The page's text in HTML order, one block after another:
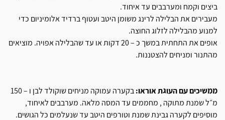
ביצים וקמח ומערבבים עד איחוד.
מעבירים את הבלילה לרינג משומן היטב ועטוף ברדיד אלומיניום כדי
למנוע מהבלילה לזלוג החוצה.
אופים את התחתית במשך כ – 20 דקות או עד שהבלילה אפויה. מוציאים
מהתנור ומניחים להצטננות.
ממשיכים עם העוגת אוראו:
בקערה עמוקה מניחים שוקולד לבן ו – 150
מ״ל שמנת מתוקה , מחממים עד המסה מלאה. מערבבים לאיחוד,
מוסיפים לקערה גבינת שמנת וטורפים היטב עד שנעלמים כל הגושים.